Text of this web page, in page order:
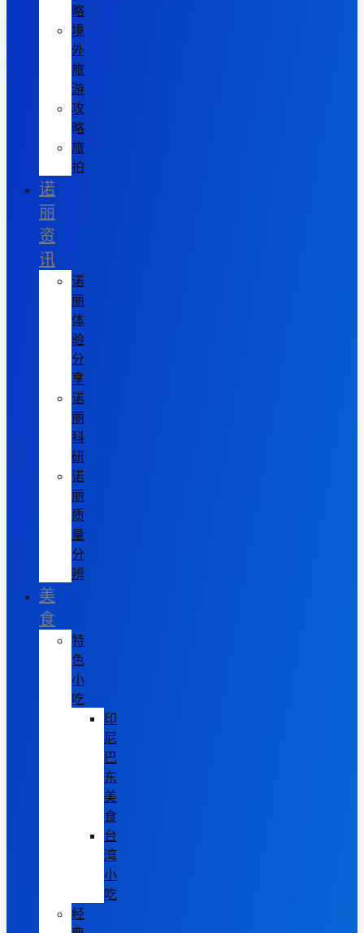
略
境
外
旅
游
攻
略
旅
拍
诺
丽
资
讯
诺
丽
体
验
分
享
诺
丽
科
研
诺
丽
质
量
分
辨
美
食
特
色
小
吃
印
尼
巴
东
美
食
台
湾
小
吃
经